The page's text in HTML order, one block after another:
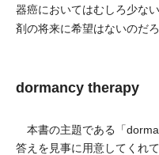
器癌においてはむしろ少な
剤の将来に希望はないのだ
dormancy therapy
本書の主題である「
答えを見事に用意してくれ